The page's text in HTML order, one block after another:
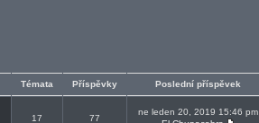
Témata Příspěvky Poslední příspěvek
17 77
ne leden 20, 2019 15:46 pm